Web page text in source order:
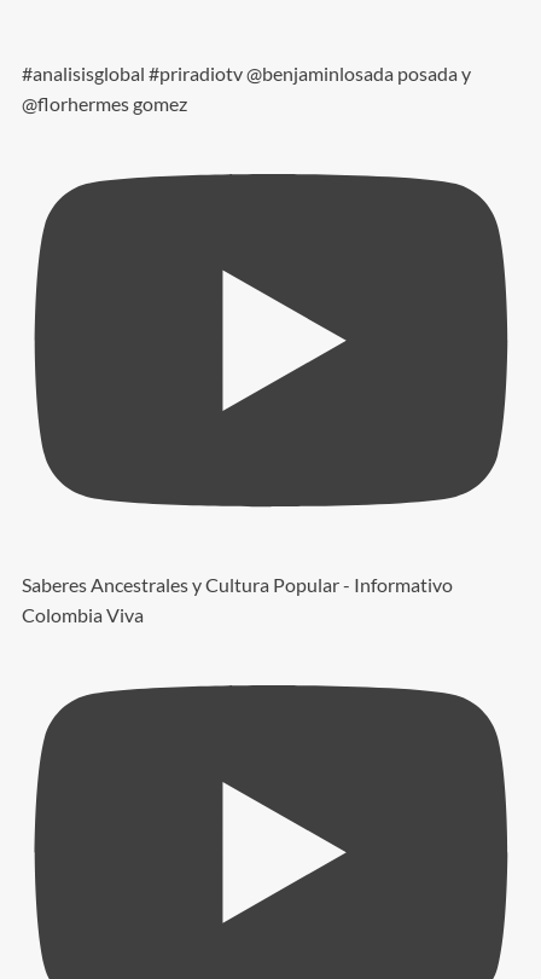
#analisisglobal #priradiotv @benjaminlosada posada y
@florhermes gomez
Saberes Ancestrales y Cultura Popular - Informativo
Colombia Viva